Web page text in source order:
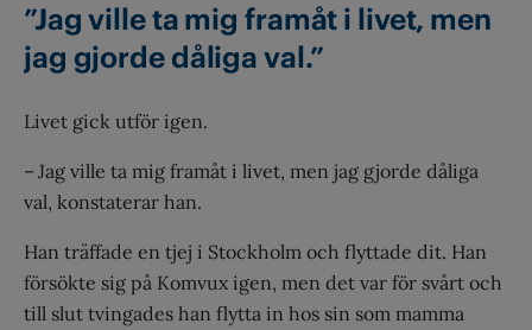
”Jag ville ta mig framåt i livet, men
jag gjorde dåliga val.”
Livet gick utför igen.
– Jag ville ta mig framåt i livet, men jag gjorde dåliga
val, konstaterar han.
Han träffade en tjej i Stockholm och flyttade dit. Han
försökte sig på Komvux igen, men det var för svårt och
till slut tvingades han flytta in hos sin som mamma